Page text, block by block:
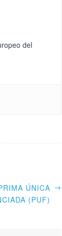
del
ÚNICA
(PUF)
→